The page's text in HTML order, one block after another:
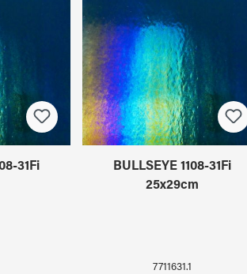
31Fi
BULLSEYE 1108-31Fi
25x29cm
7711631.1